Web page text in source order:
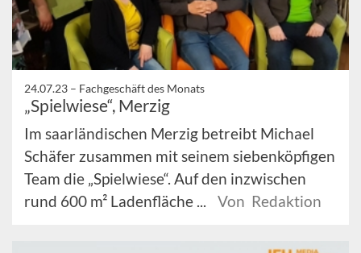
24.07.23 – Fachgeschäft des Monats
„Spielwiese“, Merzig
Im saarländischen Merzig betreibt Michael
Schäfer zusammen mit seinem siebenköpfigen
Team die „Spielwiese“. Auf den inzwischen
rund 600 m² Ladenfläche ...
Von Redaktion